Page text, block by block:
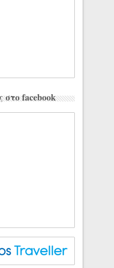
facebook